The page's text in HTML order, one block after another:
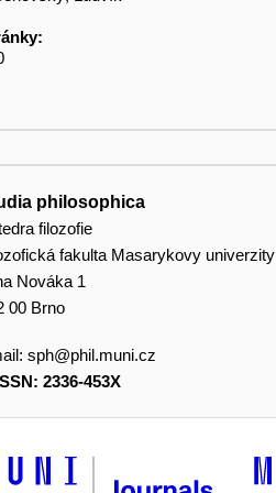
philosophica
filozofie
fakulta Masarykovy univerzity
Nováka 1
00 Brno
sph@phil.muni.cz
2336-453X